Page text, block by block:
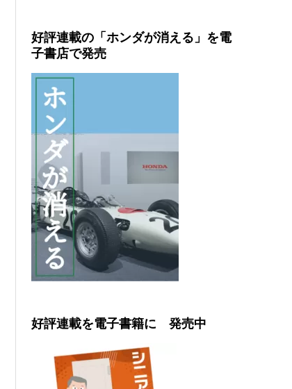
好評連載の「ホンダが消える」を電
子書店で発売
好評連載を電子書籍に 発売中